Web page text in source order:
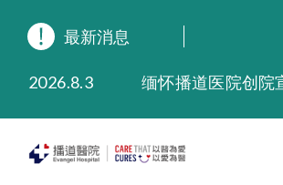
最新消息
2026.8.3
2025.9.23